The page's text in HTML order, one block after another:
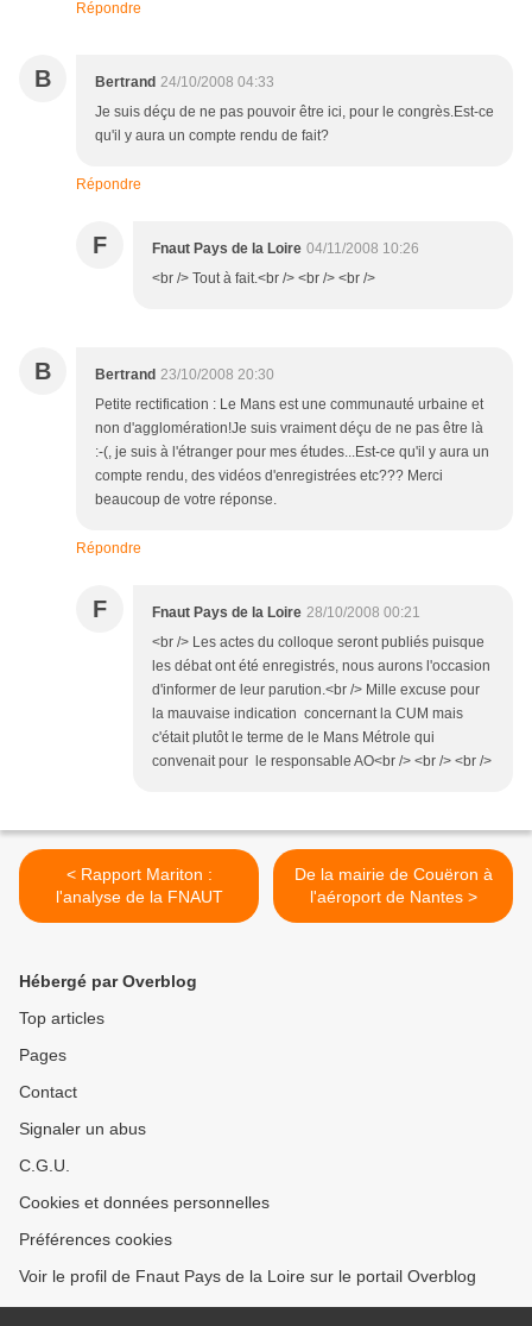
Répondre
B Bertrand 24/10/2008 04:33
Je suis déçu de ne pas pouvoir être ici, pour le congrès.Est-ce
qu'il y aura un compte rendu de fait?
Répondre
F Fnaut Pays de la Loire 04/11/2008 10:26
<br /> Tout à fait.<br /> <br /> <br />
B Bertrand 23/10/2008 20:30
Petite rectification : Le Mans est une communauté urbaine et
non d'agglomération!Je suis vraiment déçu de ne pas être là
:-(, je suis à l'étranger pour mes études...Est-ce qu'il y aura un
compte rendu, des vidéos d'enregistrées etc??? Merci
beaucoup de votre réponse.
Répondre
F Fnaut Pays de la Loire 28/10/2008 00:21
<br /> Les actes du colloque seront publiés puisque
les débat ont été enregistrés, nous aurons l'occasion
d'informer de leur parution.<br /> Mille excuse pour
la mauvaise indication concernant la CUM mais
c'était plutôt le terme de le Mans Métrole qui
convenait pour le responsable AO<br /> <br /> <br />
< Rapport Mariton :
l'analyse de la FNAUT
De la mairie de Couëron à
l'aéroport de Nantes >
Hébergé par Overblog
Top articles
Pages
Contact
Signaler un abus
C.G.U.
Cookies et données personnelles
Préférences cookies
Voir le profil de Fnaut Pays de la Loire sur le portail Overblog